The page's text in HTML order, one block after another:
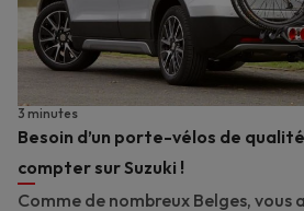
Besoin d’un porte-vélos de
compter sur Suzuki !
3 minutes
Comme de nombreux Belges, vous